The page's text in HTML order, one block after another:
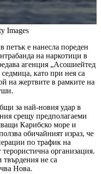
Images
петък е нанесла пореден
на наркотици в
агенция „Асошиейтед
седмица, като при нея са
на жертвите в рамките на
за най-новия удар в
срещу предполагаеми
Карибско море и
обичайният израз, че
по трафик на
организация.
твърдения не са
Нова.